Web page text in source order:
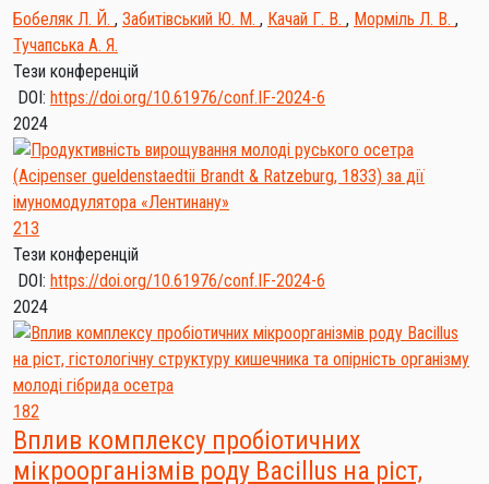
Бобеляк Л. Й. , Забитівський Ю. М. , Качай Г. В. , Морміль Л. В. ,
Тучапська А. Я.
Тези конференцій
DOI: https://doi.org/10.61976/conf.IF-2024-6
2024
213
Тези конференцій
DOI: https://doi.org/10.61976/conf.IF-2024-6
2024
182
Вплив комплексу пробіотичних
мікроорганізмів роду Bacillus на ріст,